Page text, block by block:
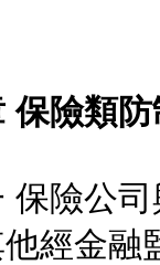
保險類
保險公
經金融